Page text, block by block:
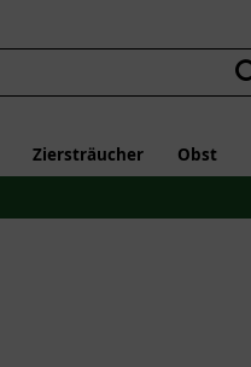
Ziersträucher Obst